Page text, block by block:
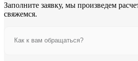
Заполните заявку, мы произведем
свяжемся.